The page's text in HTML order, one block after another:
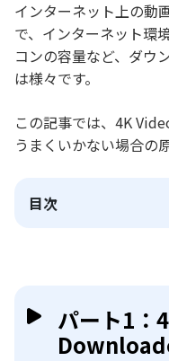
インターネット上の動
で、インターネット環
コンの容量など、ダウ
は様々です。
この記事では、4K
うまくいかない場合の
目次
パート1：